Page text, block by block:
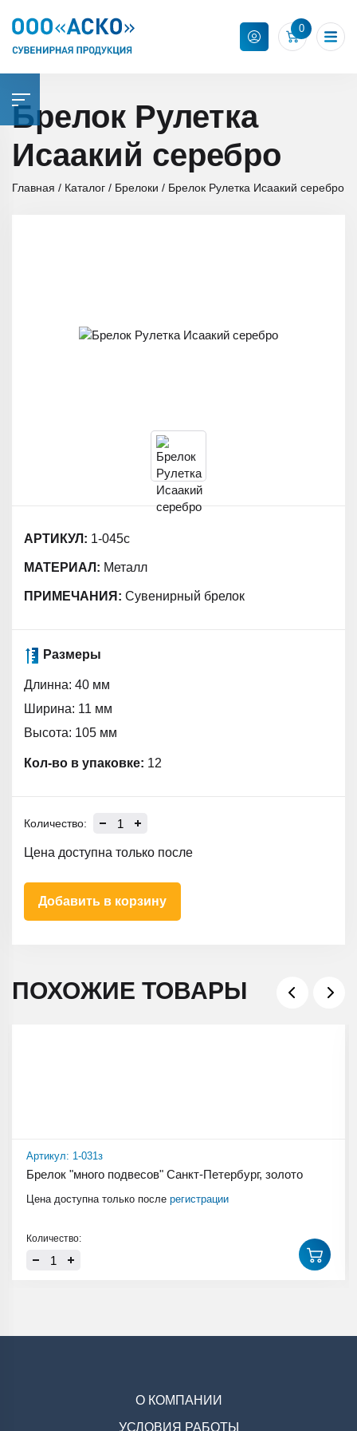
0
Брелок Рулетка
Исаакий серебро
Главная Каталог Брелоки Брелок Рулетка Исаакий серебро
АРТИКУЛ: 1-045с
МАТЕРИАЛ: Металл
ПРИМЕЧАНИЯ: Сувенирный брелок
Размеры
Длинна: 40 мм
Ширина: 11 мм
Высота: 105 мм
Кол-во в упаковке: 12
Количество:
Цена доступна только после
Добавить в корзину
ПОХОЖИЕ ТОВАРЫ
Артикул: 1-031з
Брелок "много подвесов" Санкт-Петербург, золото
Цена доступна только после регистрации
Количество:
О КОМПАНИИ
УСЛОВИЯ РАБОТЫ